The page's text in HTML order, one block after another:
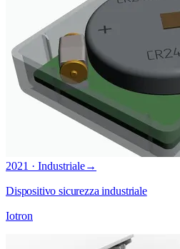
2021 · Industriale→
Dispositivo sicurezza industriale
Iotron